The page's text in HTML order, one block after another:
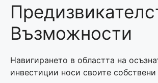
Възможности
Навигирането в областта на
инвестиции носи своите собствени